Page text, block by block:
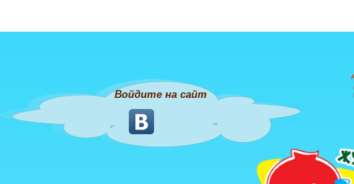
Войдите на сайт